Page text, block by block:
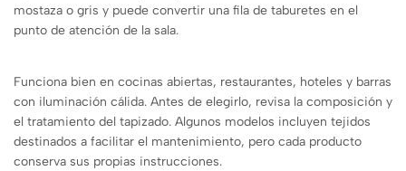
mostaza o gris y puede convertir una fila de taburetes en el
punto de atención de la sala.
Funciona bien en cocinas abiertas, restaurantes, hoteles y barras
con iluminación cálida. Antes de elegirlo, revisa la composición y
el tratamiento del tapizado. Algunos modelos incluyen tejidos
destinados a facilitar el mantenimiento, pero cada producto
conserva sus propias instrucciones.